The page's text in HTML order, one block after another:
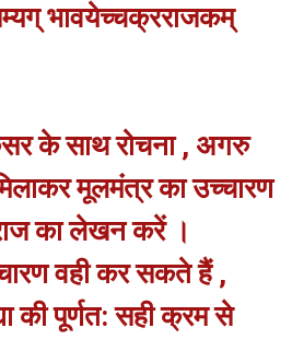
भावयेच्चक्रराजकम्
के साथ रोचना , अगरु
मूलमंत्र का उच्चारण
का लेखन करें ।
वही कर सकते हैं ,
की पूर्णत: सही क्रम से